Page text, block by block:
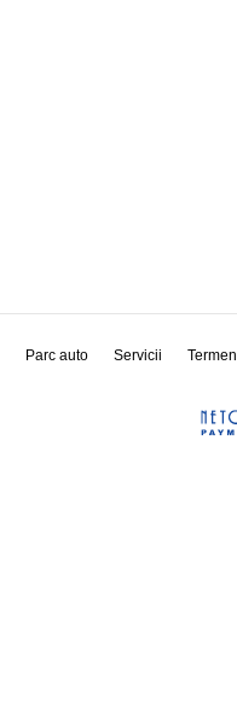
Parc auto Servicii